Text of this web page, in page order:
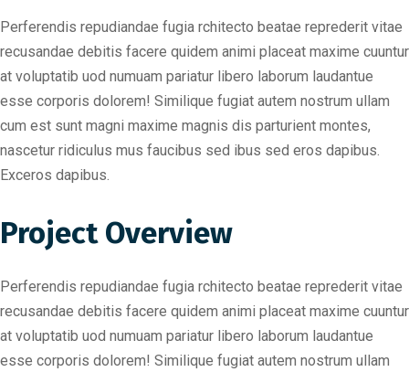
Perferendis repudiandae fugia rchitecto beatae reprederit vitae
recusandae debitis facere quidem animi placeat maxime cuuntur
at voluptatib uod numuam pariatur libero laborum laudantue
esse corporis dolorem! Similique fugiat autem nostrum ullam
cum est sunt magni maxime magnis dis parturient montes,
nascetur ridiculus mus faucibus sed ibus sed eros dapibus.
Exceros dapibus.
Project Overview
Perferendis repudiandae fugia rchitecto beatae reprederit vitae
recusandae debitis facere quidem animi placeat maxime cuuntur
at voluptatib uod numuam pariatur libero laborum laudantue
esse corporis dolorem! Similique fugiat autem nostrum ullam